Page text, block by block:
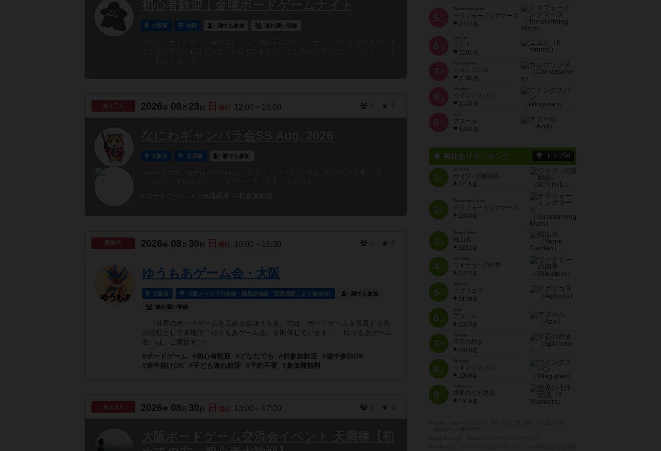
初心者歓迎！金曜ボードゲームナイト
大阪府 梅田 誰でも参加 連れ添い登録
あと 7人 2026年 08 月 23 日 曜日 12:00～18:00 9 0
なにわギャンパラ会SS Aug. 2026
大阪府 淀屋橋 誰でも参加
#ボードゲーム
#正体隠匿系 #初参加歓迎
募集中 2026年 08 月 30 日 曜日 10:00～16:30 1 0
ゆうもあゲーム会・大阪
大阪府 大阪メトロ千日前線・鶴見緑地線「西長堀駅」より徒歩3分 誰でも参加
連れ添い登録
『世界のボードゲームを広める会ゆうもあ』では、ボードゲームを普及する為
の活動として各地で「ゆうもあゲーム会」を開催しています。 「ゆうもあゲーム
会」は、ご家族向け...
#ボードゲーム
#初心者歓迎 #どなたでも #初参加歓迎
#途中参加OK
#途中抜けOK
#子ども連れ歓迎 #予約不要 #参加費無料
あと 3人 2026年 08 月 30 日 曜日 13:00～17:00 9 0
大阪ボードゲーム交流会イベント 天満橋【初
5 位
Terraforming Mars
テラフォーミングマーズ
2370名
6 位
ニムト
2201名
7 位
Carcassonne
カルカソンヌ
2190名
8 位
Wingspan
ウイングスパン
2149名
9 位
Azul
アズール
1903名
興味ありランキング トップ50
1位
SCYTHE
サイズ -大鎌戦役-
2415名
2位
Terraforming Mars
テラフォーミングマーズ
2394名
3位
Stone Garden
枯山水
2281名
4位
Viticulture
ワイナリーの四季
2272名
5位
Agricola
アグリコラ
2119名
6位
Azul
アズール
2035名
7位
宝石の煌き
2028名
8位
Wingspan
ウイングスパン
2006名
9位
7 Wonders
世界の七不思議
1919名